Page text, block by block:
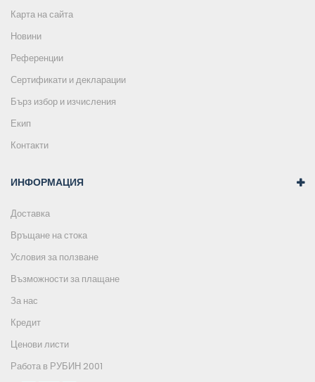
Карта на сайта
Новини
Референции
Сертификати и декларации
Бърз избор и изчисления
Екип
Контакти
ИНФОРМАЦИЯ
Доставка
Връщане на стока
Условия за ползване
Възможности за плащане
За нас
Кредит
Ценови листи
Работа в РУБИН 2001